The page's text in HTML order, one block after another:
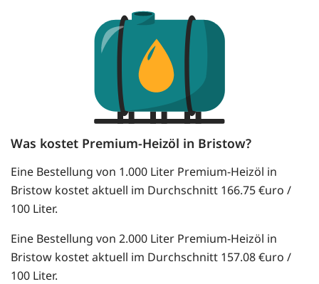
Was kostet Premium-Heizöl in Bristow?
Eine Bestellung von 1.000 Liter Premium-Heizöl in
Bristow kostet aktuell im Durchschnitt 166.75 €uro /
100 Liter.
Eine Bestellung von 2.000 Liter Premium-Heizöl in
Bristow kostet aktuell im Durchschnitt 157.08 €uro /
100 Liter.